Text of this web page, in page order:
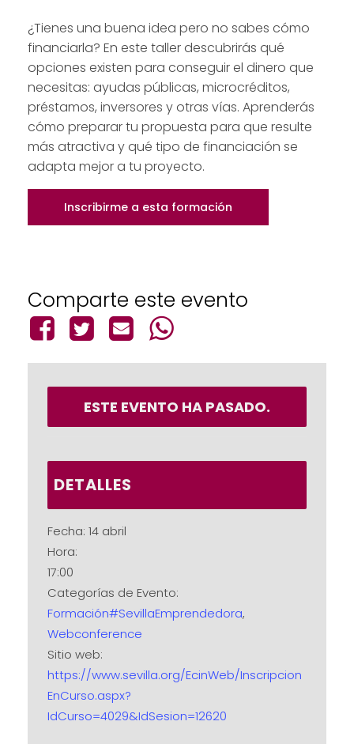
¿Tienes una buena idea pero no sabes cómo
financiarla? En este taller descubrirás qué
opciones existen para conseguir el dinero que
necesitas: ayudas públicas, microcréditos,
préstamos, inversores y otras vías. Aprenderás
cómo preparar tu propuesta para que resulte
más atractiva y qué tipo de financiación se
adapta mejor a tu proyecto.
Inscribirme a esta formación
Comparte este evento
ESTE EVENTO HA PASADO.
DETALLES
Fecha: 14 abril
Hora:
17:00
Categorías de Evento:
Formación#SevillaEmprendedora,
Webconference
Sitio web:
https://www.sevilla.org/EcinWeb/Inscripcion
EnCurso.aspx?
IdCurso=4029&IdSesion=12620